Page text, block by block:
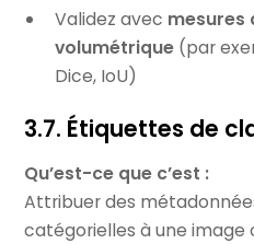
Validez avec mesures
volumétrique(par
Dice, IoU)
3.7. Étiquettes de
Qu’est-ce que c’est :
Attribuer des
catégorielles à une image